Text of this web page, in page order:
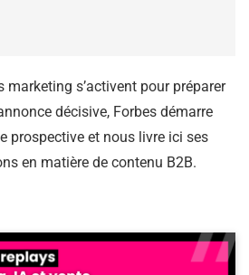
marketing s’activent pour préparer
décisive, Forbes démarre
prospective et nous livre ici ses
en matière de contenu B2B.